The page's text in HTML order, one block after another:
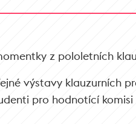
z pololetních
výstavy klauzurních
pro hodnotící